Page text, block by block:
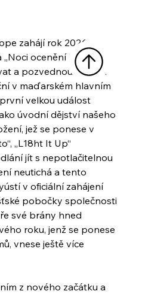
zahájí rok 2026
ocenění lídrů“,
a pozvednout druhé.
v maďarském hlavním
velkou událost
úvodní dějství našeho
jež se ponese v
„L18ht It Up“
jít s nepotlačitelnou
neutichá a tento
v oficiální zahájení
pobočky společnosti
své brány hned
roku, jenž se ponese
vnese ještě více
z nového začátku a